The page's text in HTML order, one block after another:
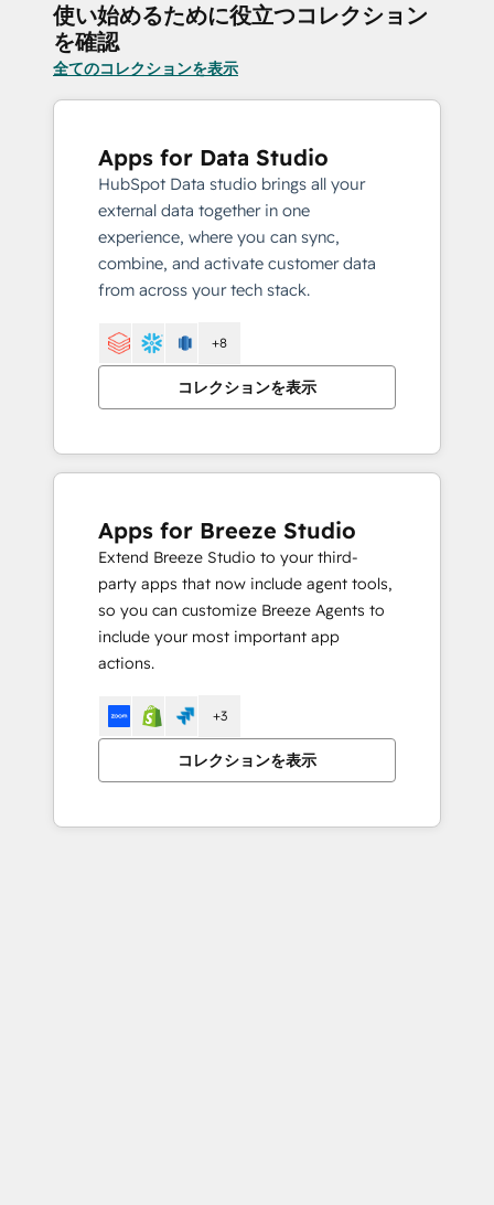
使い始めるために役立つコレクション
を確認
全てのコレクションを表示
Apps for Data Studio
HubSpot Data studio brings all your
external data together in one
experience, where you can sync,
combine, and activate customer data
from across your tech stack.
コレクションを表示
+8
Apps for Breeze Studio
Extend Breeze Studio to your third-
party apps that now include agent tools,
so you can customize Breeze Agents to
include your most important app
actions.
コレクションを表示
+3